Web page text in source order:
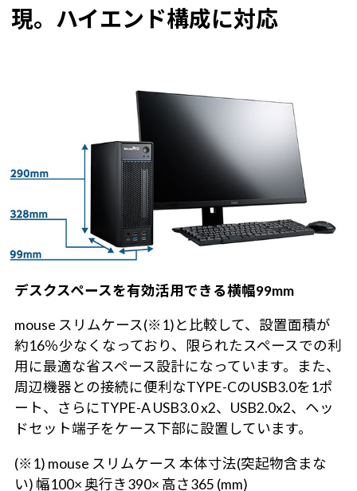
現。ハイエンド構成に対応
デスクスペースを有効活用できる横幅99mm
mouse スリムケース(※1)と比較して、設置面積が
約16％少なくなっており、限られたスペースでの利
用に最適な省スペース設計になっています。また、
周辺機器との接続に便利なTYPE-CのUSB3.0を1ポ
ート、さらにTYPE-A USB3.0 x2、USB2.0x2、ヘッ
ドセット端子をケース下部に設置しています。
(※1) mouse スリムケース 本体寸法(突起物含まな
い) 幅100× 奥行き390× 高さ365 (mm)